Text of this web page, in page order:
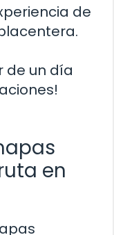
de
de un día
en